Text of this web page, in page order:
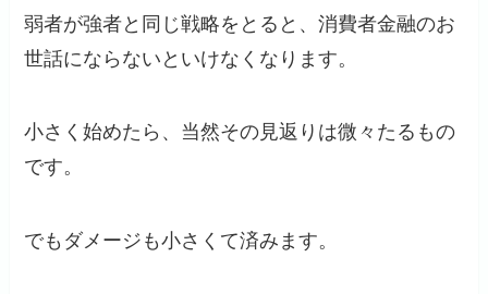
弱者が強者と同じ戦略をとると、消費者金融のお
世話にならないといけなくなります。
小さく始めたら、当然その見返りは微々たるもの
です。
でもダメージも小さくて済みます。